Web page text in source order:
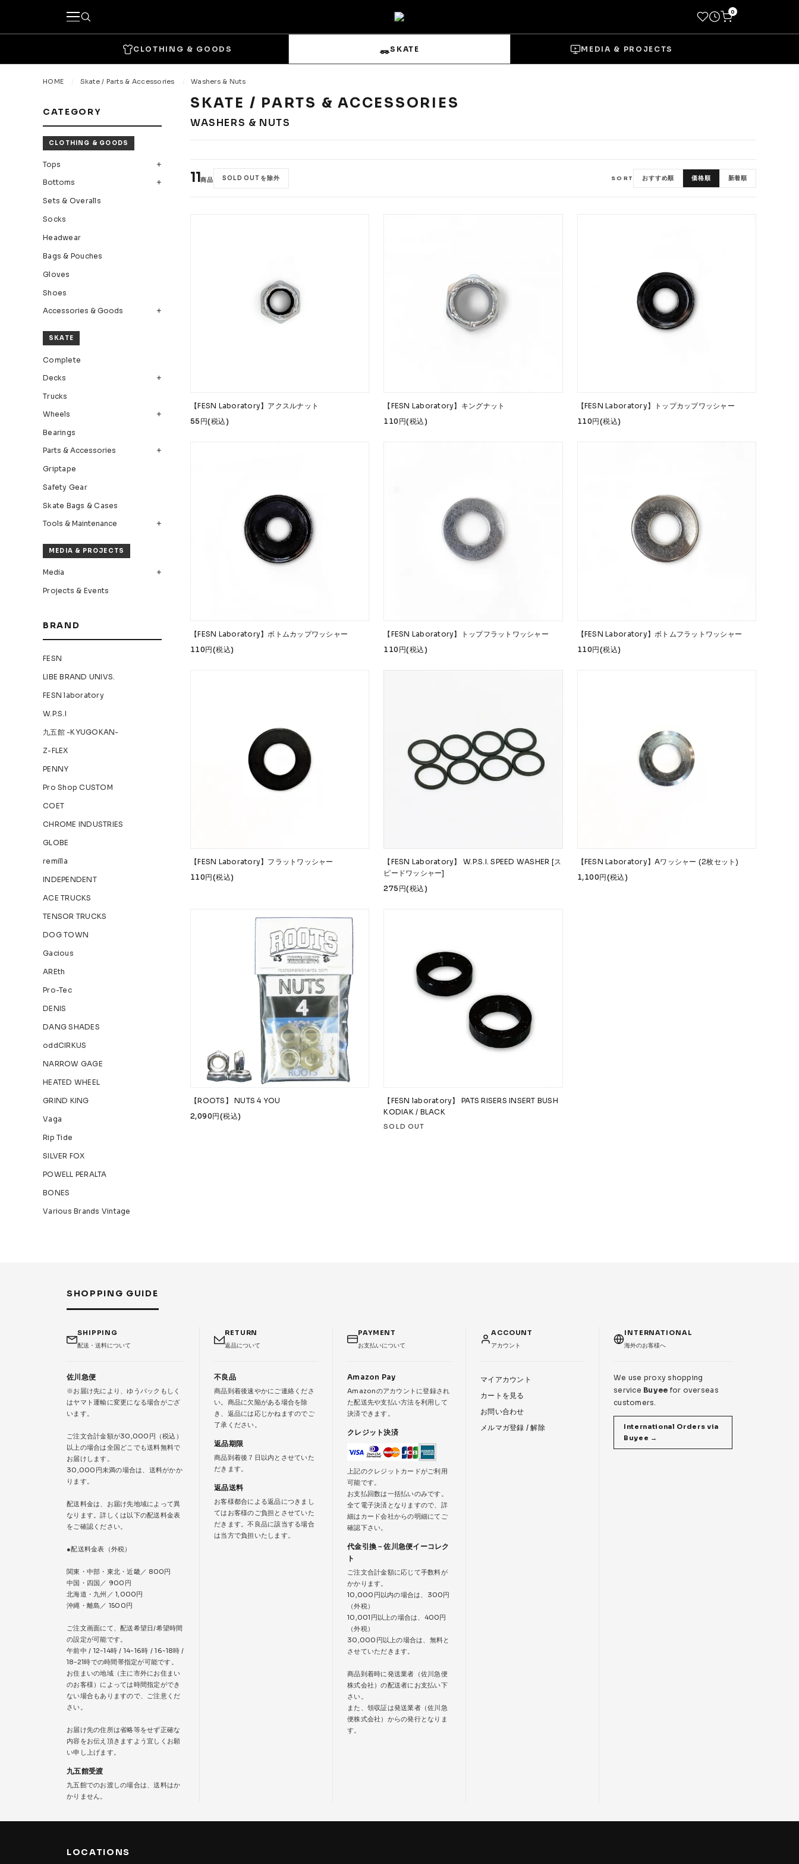
0
カテゴリーから探す
CLOTHING & GOODS →
Bottoms Sets & Overalls Socks
Headwear Bags & Pouches
SKATE
Complete
Parts & Accessories
Skate Bags & Cases Tools & Maintenance
MEDIA & PROJECTS
Media
ブランドから探す
FESN laboratory Z-FLEX COET CHROME INDUSTRIES
CLOTHING & GOODS SKATE MEDIA & PROJECTS
HOME Skate / Parts & Accessories Washers & Nuts
SKATE / PARTS & ACCESSORIES
WASHERS & NUTS
11商品 SOLD OUT を除外 SORT おすすめ順 価格順 新着順
【FESN Laboratory】アクスルナット
55円(税込)
【FESN Laboratory】キングナット
110円(税込)
【FESN Laboratory】トップカップワッシャー
110円(税込)
【FESN Laboratory】ボトムカップワッシャー
110円(税込)
【FESN Laboratory】トップフラットワッシャー
110円(税込)
【FESN Laboratory】ボトムフラットワッシャー
110円(税込)
【FESN Laboratory】フラットワッシャー
110円(税込)
【FESN Laboratory】 W.P.S.I. SPEED WASHER [ス
ピードワッシャー]
275円(税込)
【FESN Laboratory】Aワッシャー (2枚セット)
1,100円(税込)
【ROOTS】 NUTS 4 YOU
2,090円(税込)
【FESN laboratory】 PATS RISERS INSERT BUSH
KODIAK / BLACK
SOLD OUT
CATEGORY
CLOTHING & GOODS
Tops
Bottoms
Sets & Overalls
Socks
Headwear
Bags & Pouches
Gloves
Shoes
Accessories & Goods
SKATE
Complete
Decks
Trucks
Wheels
Bearings
Parts & Accessories
Griptape
Safety Gear
Skate Bags & Cases
Tools & Maintenance
MEDIA & PROJECTS
Media
Projects & Events
BRAND
FESN
LIBE BRAND UNIVS.
FESN laboratory
W.P.S.I
九五館 -KYUGOKAN-
Z-FLEX
PENNY
Pro Shop CUSTOM
COET
CHROME INDUSTRIES
GLOBE
remilla
INDEPENDENT
ACE TRUCKS
TENSOR TRUCKS
DOG TOWN
Gacious
AREth
Pro-Tec
DENIS
DANG SHADES
oddCIRKUS
NARROW GAGE
HEATED WHEEL
GRIND KING
Vaga
Rip Tide
SILVER FOX
POWELL PERALTA
BONES
Various Brands Vintage
SHOPPING GUIDE
SHIPPING
配送・送料について
佐川急便
※お届け先により、ゆうパックもしく
はヤマト運輸に変更になる場合がござ
います。
ご注文合計金額が30,000円（税込）
以上の場合は全国どこでも送料無料で
お届けします。
30,000円未満の場合は、送料がかか
ります。
配送料金は、お届け先地域によって異
なります。詳しくは以下の配送料金表
をご確認ください。
●配送料金表（外税）
関東・中部・東北・近畿／ 800円
中国・四国／ 900円
北海道・九州／ 1,000円
沖縄・離島／ 1500円
ご注文画面にて、配送希望日/希望時間
の設定が可能です。
午前中 / 12-14時 / 14-16時 / 16-18時 /
18-21時での時間帯指定が可能です。
お住まいの地域（主に市外にお住まい
のお客様）によっては時間指定ができ
ない場合もありますので、ご注意くだ
さい。
お届け先の住所は省略等をせず正確な
内容をお伝え頂きますよう宜しくお願
い申し上げます。
九五館受渡
九五館でのお渡しの場合は、送料はか
かりません。
RETURN
返品について
不良品
商品到着後速やかにご連絡くださ
い。商品に欠陥がある場合を除
き、返品には応じかねますのでご
了承ください。
返品期限
商品到着後７日以内とさせていた
だきます。
返品送料
お客様都合による返品につきまし
てはお客様のご負担とさせていた
だきます。不良品に該当する場合
は当方で負担いたします。
PAYMENT
お支払いについて
Amazon Pay
Amazonのアカウントに登録され
た配送先や支払い方法を利用して
決済できます。
クレジット決済
上記のクレジットカードがご利用
可能です。
お支払回数は一括払いのみです。
全て電子決済となりますので、詳
細はカード会社からの明細にてご
確認下さい。
代金引換－佐川急便イーコレク
ト
ご注文合計金額に応じて手数料が
かかります。
10,000円以内の場合は、300円
（外税）
10,001円以上の場合は、400円
（外税）
30,000円以上の場合は、無料と
させていただきます。
商品到着時に発送業者（佐川急便
株式会社）の配送者にお支払い下
さい。
また、領収証は発送業者（佐川急
便株式会社）からの発行となりま
す。
ACCOUNT
アカウント
マイアカウント
カートを見る
お問い合わせ
メルマガ登録 / 解除
INTERNATIONAL
海外のお客様へ
We use proxy shopping
service Buyee for overseas
customers.
International Orders via
Buyee →
LOCATIONS